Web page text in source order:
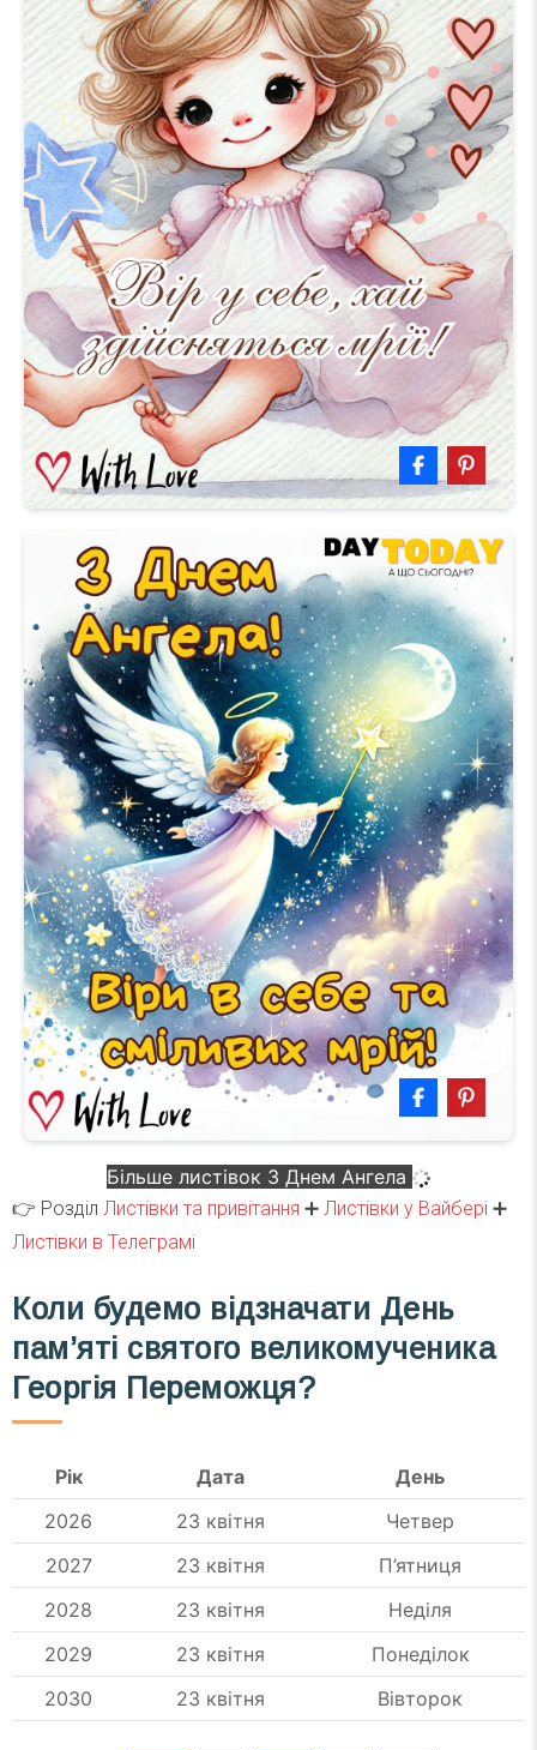
Більше листівок З Днем Ангела
👉 Розділ Листівки та привітання ➕ Листівки у Вайбері ➕
Листівки в Телеграмі
Коли будемо відзначати День
пам’яті святого великомученика
Георгія Переможця?
Рік Дата
День
2026
23 квітня
Четвер
2027
23 квітня
П’ятниця
2028
23 квітня
Неділя
2029
23 квітня
Понеділок
2030
23 квітня Вівторок